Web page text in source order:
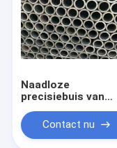
Naadloze
precisiebuis van
koolstofstaal,
geproduceerd met
strikte controle om
Contact nu